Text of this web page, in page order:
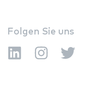
Folgen Sie uns